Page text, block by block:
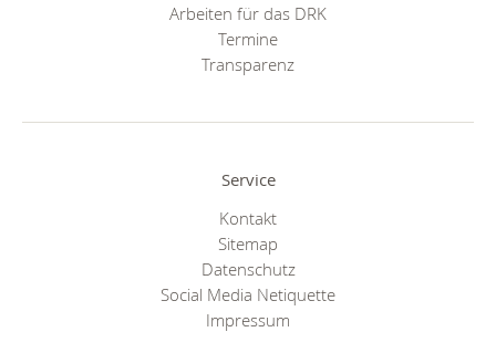
Arbeiten für das DRK
Termine
Transparenz
Service
Kontakt
Sitemap
Datenschutz
Social Media Netiquette
Impressum